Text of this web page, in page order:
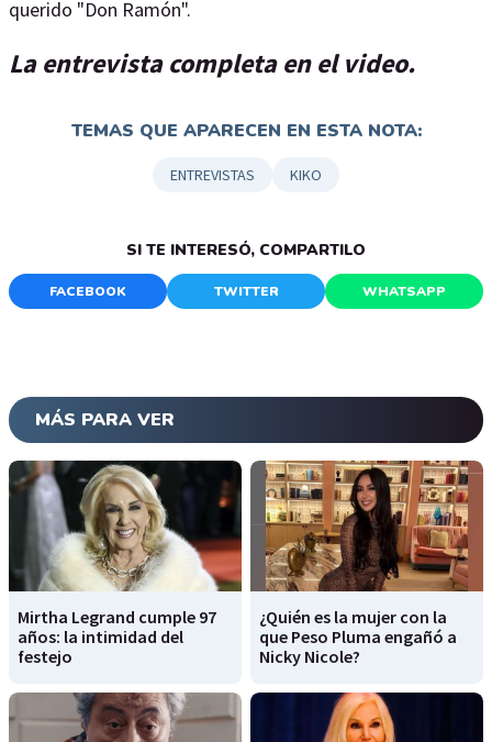
querido "Don Ramón".
La entrevista completa en el video.
TEMAS QUE APARECEN EN ESTA NOTA:
ENTREVISTAS KIKO
SI TE INTERESÓ, COMPARTILO
FACEBOOK TWITTER WHATSAPP
MÁS PARA VER
Mirtha Legrand cumple 97
años: la intimidad del
festejo
¿Quién es la mujer con la
que Peso Pluma engañó a
Nicky Nicole?